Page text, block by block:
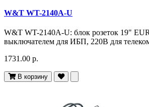
W&T WT-2140A-U
W&T WT-2140A-U: блок розеток 19"
выключателем для ИБП, 220В для
1731.00 р.
В корзину